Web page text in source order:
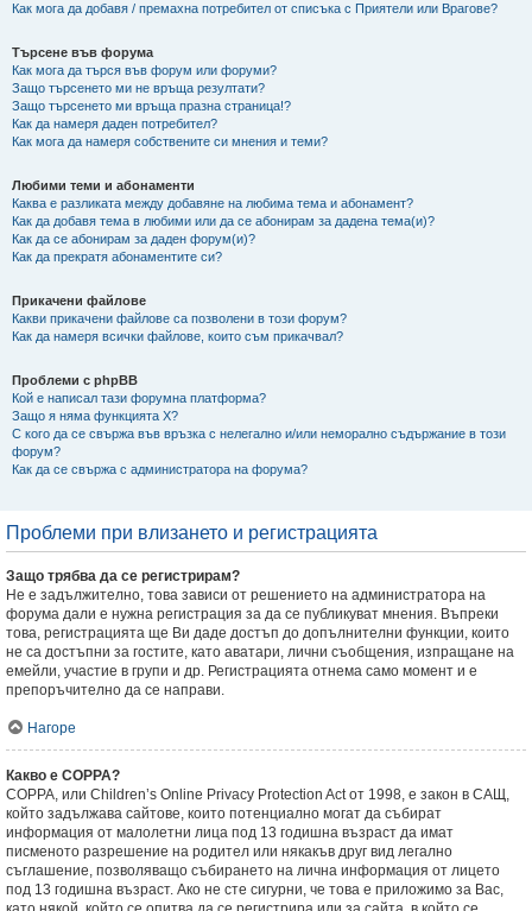
Как мога да добавя / премахна потребител от списъка с Приятели или Врагове?
Търсене във форума
Как мога да търся във форум или форуми?
Защо търсенето ми не връща резултати?
Защо търсенето ми връща празна страница!?
Как да намеря даден потребител?
Как мога да намеря собствените си мнения и теми?
Любими теми и абонаменти
Каква е разликата между добавяне на любима тема и абонамент?
Как да добавя тема в любими или да се абонирам за дадена тема(и)?
Как да се абонирам за даден форум(и)?
Как да прекратя абонаментите си?
Прикачени файлове
Какви прикачени файлове са позволени в този форум?
Как да намеря всички файлове, които съм прикачвал?
Проблеми с phpBB
Кой е написал тази форумна платформа?
Защо я няма функцията X?
С кого да се свържа във връзка с нелегално и/или неморално съдържание в този
форум?
Как да се свържа с администратора на форума?
Проблеми при влизането и регистрацията
Защо трябва да се регистрирам?
Не е задължително, това зависи от решението на администратора на
форума дали е нужна регистрация за да се публикуват мнения. Въпреки
това, регистрацията ще Ви даде достъп до допълнителни функции, които
не са достъпни за гостите, като аватари, лични съобщения, изпращане на
емейли, участие в групи и др. Регистрацията отнема само момент и е
препоръчително да се направи.
Нагоре
Какво е COPPA?
COPPA, или Children’s Online Privacy Protection Act от 1998, е закон в САЩ,
който задължава сайтове, които потенциално могат да събират
информация от малолетни лица под 13 годишна възраст да имат
писменото разрешение на родител или някакъв друг вид легално
съглашение, позволяващо събирането на лична информация от лицето
под 13 годишна възраст. Ако не сте сигурни, че това е приложимо за Вас,